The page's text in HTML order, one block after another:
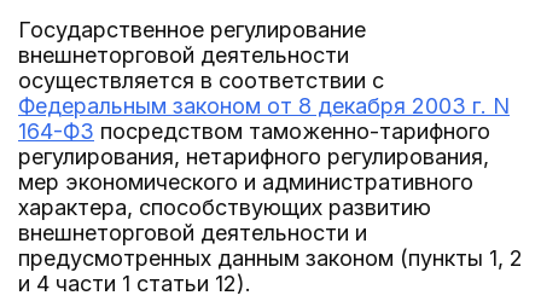
Государственное регулирование
внешнеторговой деятельности
осуществляется в соответствии с
Федеральным законом от 8 декабря 2003 г. N
164-ФЗ посредством таможенно-тарифного
регулирования, нетарифного регулирования,
мер экономического и административного
характера, способствующих развитию
внешнеторговой деятельности и
предусмотренных данным законом (пункты 1, 2
и 4 части 1 статьи 12).